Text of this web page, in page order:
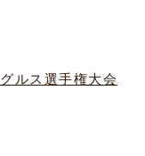
ルス選手権大会